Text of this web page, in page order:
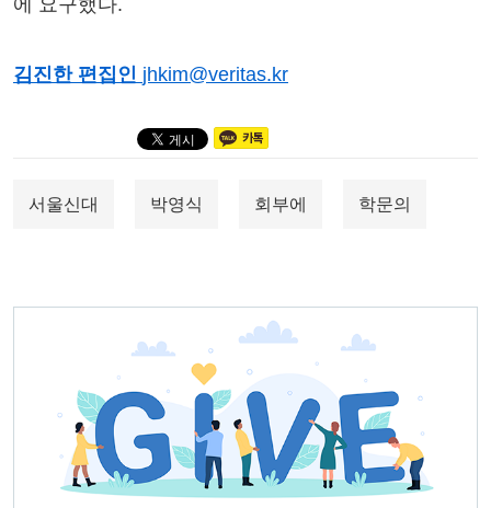
에 요구했다.
김진한 편집인 jhkim@veritas.kr
서울신대 박영식 회부에 학문의